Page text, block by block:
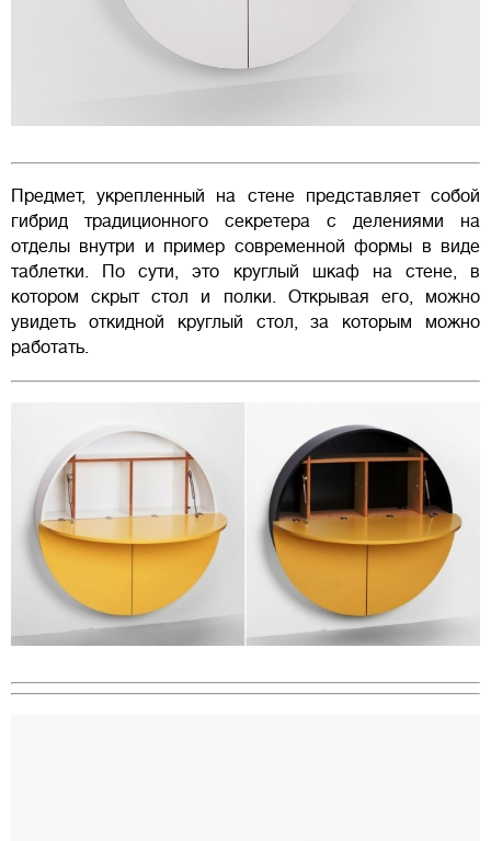
Предмет, укрепленный на стене представляет собой
гибрид традиционного секретера с делениями на
отделы внутри и пример современной формы в виде
таблетки. По сути, это круглый шкаф на стене, в
котором скрыт стол и полки. Открывая его, можно
увидеть откидной круглый стол, за которым можно
работать.